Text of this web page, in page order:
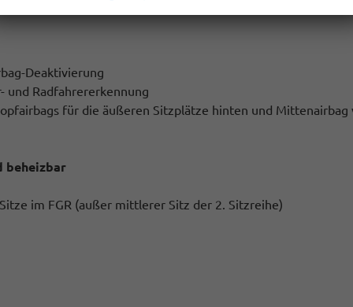
Deaktivierung
und Radfahrererkennung
für die äußeren Sitzplätze hinten und Mittenairbag
beheizbar
im FGR (außer mittlerer Sitz der 2. Sitzreihe)